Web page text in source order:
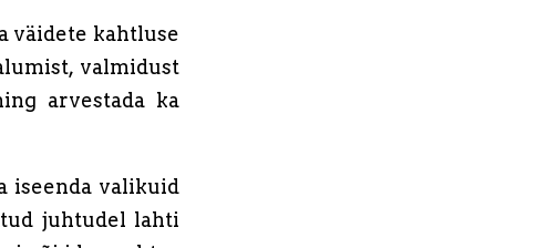
väidete kahtluse
valmidust
arvestada ka
iseenda valikuid
juhtudel lahti